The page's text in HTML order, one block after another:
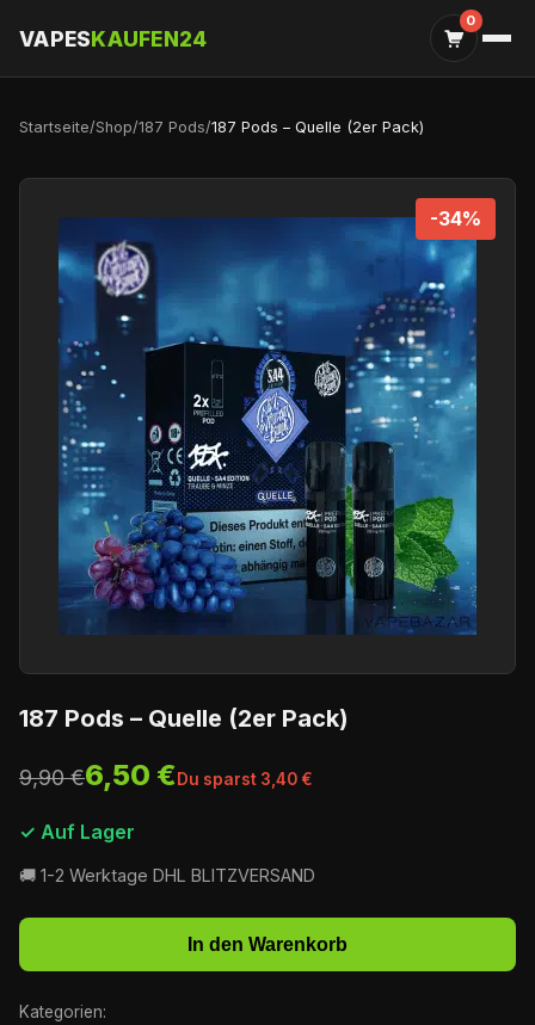
VAPESKAUFEN24
0
Startseite/Shop/187 Pods/187 Pods – Quelle (2er Pack)
-34%
187 Pods – Quelle (2er Pack)
9,90 €6,50 €Du sparst 3,40 €
✓ Auf Lager
🚚 1-2 Werktage DHL BLITZVERSAND
In den Warenkorb
Kategorien: